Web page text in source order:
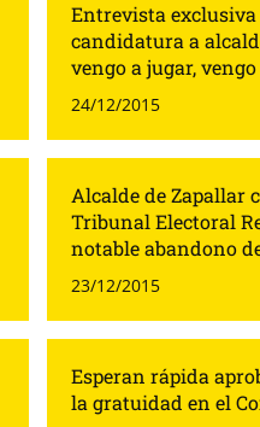
Entrevista exclusiva
candidatura a
vengo a jugar,
24/12/2015
Alcalde de Zapallar
Tribunal Electoral
notable abandono
23/12/2015
Esperan rápida
la gratuidad en el